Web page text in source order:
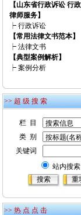
【山东省行政诉讼 行
律师服务】
┝ 行政诉讼
【常用法律文书范本】
┝ 法律文书
【典型案例解析】
┝ 案例分析
>> 超 级 搜 索
栏 目
类 别
关键词
站内搜索
>> 热 点 点 击